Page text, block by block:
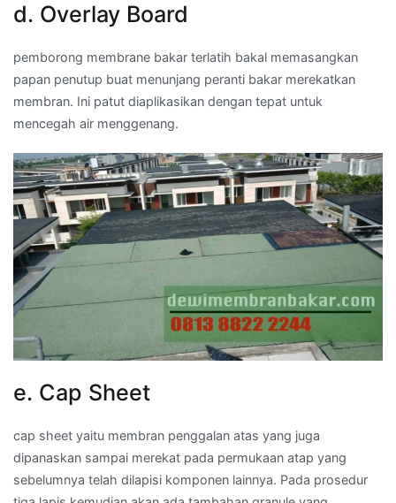
d. Overlay Board
pemborong membrane bakar terlatih bakal memasangkan
papan penutup buat menunjang peranti bakar merekatkan
membran. Ini patut diaplikasikan dengan tepat untuk
mencegah air menggenang.
e. Cap Sheet
cap sheet yaitu membran penggalan atas yang juga
dipanaskan sampai merekat pada permukaan atap yang
sebelumnya telah dilapisi komponen lainnya. Pada prosedur